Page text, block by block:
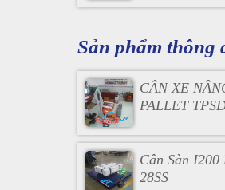
Sản phẩm thông
CÂN XE
PALLET
Cân Sàn
28SS